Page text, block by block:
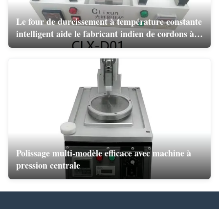
Le four de durcissement à température constante
intelligent aide le fabricant indien de cordons à
améliorer considérablement la stabilité du
Polissage multi-modèle efficace avec machine à
pression centrale